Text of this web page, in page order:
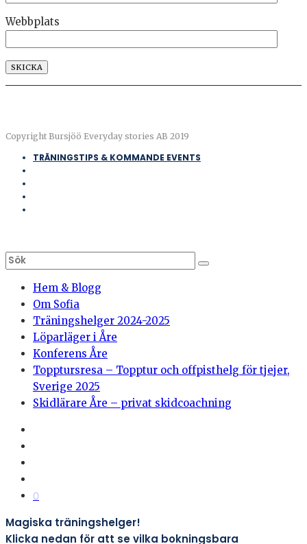
Webbplats
Copyright Bursjöö Everyday stories AB 2019
TRÄNINGSTIPS & KOMMANDE EVENTS
Hem & Blogg
Om Sofia
Träningshelger 2024-2025
Löparläger i Åre
Konferens Åre
Topptursresa – Topptur och offpisthelg för tjejer,
Sverige 2025
Skidlärare Åre – privat skidcoachning
0
Magiska träningshelger!
Klicka nedan för att se vilka bokningsbara